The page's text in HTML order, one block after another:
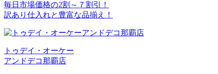
毎日市場価格の2割～７割引！
訳あり仕入れと豊富な品揃え！
トゥデイ・オーケー
アンドデコ那覇店